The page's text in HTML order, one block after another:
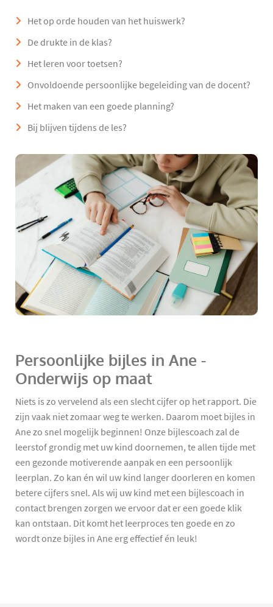
Het op orde houden van het huiswerk?
De drukte in de klas?
Het leren voor toetsen?
Onvoldoende persoonlijke begeleiding van de docent?
Het maken van een goede planning?
Bij blijven tijdens de les?
Persoonlijke bijles in Ane -
Onderwijs op maat
Niets is zo vervelend als een slecht cijfer op het rapport. Die
zijn vaak niet zomaar weg te werken. Daarom moet bijles in
Ane zo snel mogelijk beginnen! Onze bijlescoach zal de
leerstof grondig met uw kind doornemen, te allen tijde met
een gezonde motiverende aanpak en een persoonlijk
leerplan. Zo kan én wil uw kind langer doorleren en komen
betere cijfers snel. Als wij uw kind met een bijlescoach in
contact brengen zorgen we ervoor dat er een goede klik
kan ontstaan. Dit komt het leerproces ten goede en zo
wordt onze bijles in Ane erg effectief én leuk!